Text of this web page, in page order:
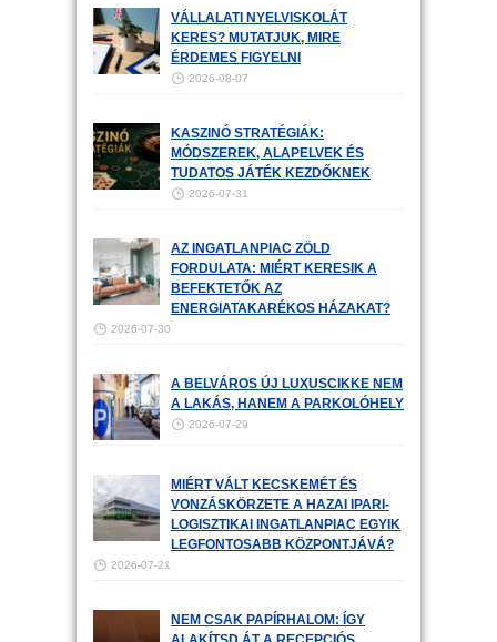
VÁLLALATI NYELVISKOLÁT
KERES? MUTATJUK, MIRE
ÉRDEMES FIGYELNI
2026-08-07
KASZINÓ STRATÉGIÁK:
MÓDSZEREK, ALAPELVEK ÉS
TUDATOS JÁTÉK KEZDŐKNEK
2026-07-31
AZ INGATLANPIAC ZÖLD
FORDULATA: MIÉRT KERESIK A
BEFEKTETŐK AZ
ENERGIATAKARÉKOS HÁZAKAT?
2026-07-30
A BELVÁROS ÚJ LUXUSCIKKE NEM
A LAKÁS, HANEM A PARKOLÓHELY
2026-07-29
MIÉRT VÁLT KECSKEMÉT ÉS
VONZÁSKÖRZETE A HAZAI IPARI-
LOGISZTIKAI INGATLANPIAC EGYIK
LEGFONTOSABB KÖZPONTJÁVÁ?
2026-07-21
NEM CSAK PAPÍRHALOM: ÍGY